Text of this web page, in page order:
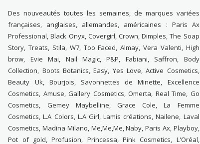
Des nouveautés toutes les semaines, de marques variées
françaises, anglaises, allemandes, américaines : Paris Ax
Professional, Black Onyx, Covergirl, Crown, Dimples, The Soap
Story, Treats, Stila, W7, Too Faced, Almay, Vera Valenti, High
brow, Evie Mai, Nail Magic, P&P, Fabiani, Saffron, Body
Collection, Boots Botanics, Easy, Yes Love, Active Cosmetics,
Beauty Uk, Bourjois, Savonnettes de Minette, Excellence
Cosmetics, Amuse, Gallery Cosmetics, Omerta, Real Time, Go
Cosmetics, Gemey Maybelline, Grace Cole, La Femme
Cosmetics, L.A Colors, L.A Girl, Lamis créations, Nailene, Laval
Cosmetics, Madina Milano, Me,Me,Me, Naby, Paris Ax, Playboy,
Pot of gold, Profusion, Princessa, Pink Cosmetics, L'Oréal,